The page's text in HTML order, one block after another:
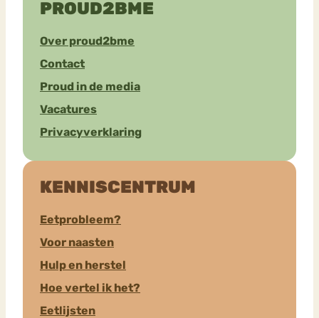
PROUD2BME
Over proud2bme
Contact
Proud in de media
Vacatures
Privacyverklaring
KENNISCENTRUM
Eetprobleem?
Voor naasten
Hulp en herstel
Hoe vertel ik het?
Eetlijsten